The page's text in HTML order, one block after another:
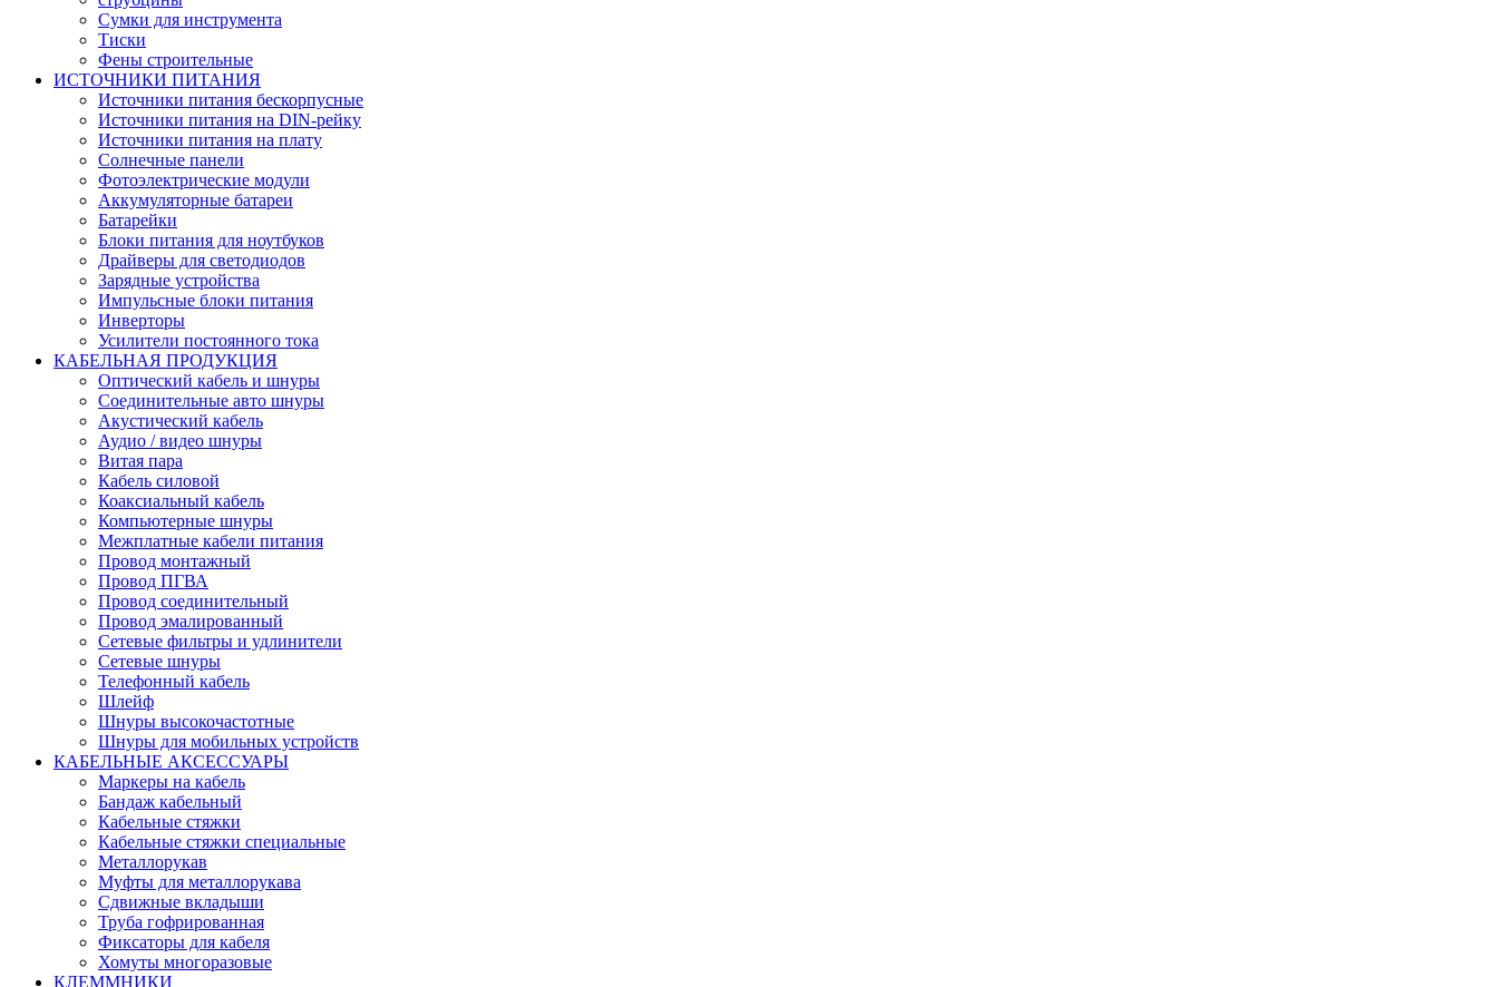
Сумки для инструмента
Тиски
Фены строительные
ИСТОЧНИКИ ПИТАНИЯ
Источники питания бескорпусные
Источники питания на DIN-рейку
Источники питания на плату
Солнечные панели
Фотоэлектрические модули
Аккумуляторные батареи
Батарейки
Блоки питания для ноутбуков
Драйверы для светодиодов
Зарядные устройства
Импульсные блоки питания
Инверторы
Усилители постоянного тока
КАБЕЛЬНАЯ ПРОДУКЦИЯ
Оптический кабель и шнуры
Соединительные авто шнуры
Акустический кабель
Аудио / видео шнуры
Витая пара
Кабель силовой
Коаксиальный кабель
Компьютерные шнуры
Межплатные кабели питания
Провод монтажный
Провод ПГВА
Провод соединительный
Провод эмалированный
Сетевые фильтры и удлинители
Сетевые шнуры
Телефонный кабель
Шлейф
Шнуры высокочастотные
Шнуры для мобильных устройств
КАБЕЛЬНЫЕ АКСЕССУАРЫ
Маркеры на кабель
Бандаж кабельный
Кабельные стяжки
Кабельные стяжки специальные
Металлорукав
Муфты для металлорукава
Сдвижные вкладыши
Труба гофрированная
Фиксаторы для кабеля
Хомуты многоразовые
КЛЕММНИКИ